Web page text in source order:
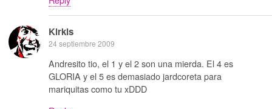
Kirkis
24 septiembre 2009
Andresito tio, el 1 y el 2 son una mierda. El 4 es
GLORIA y el 5 es demasiado jardcoreta para
mariquitas como tu xDDD